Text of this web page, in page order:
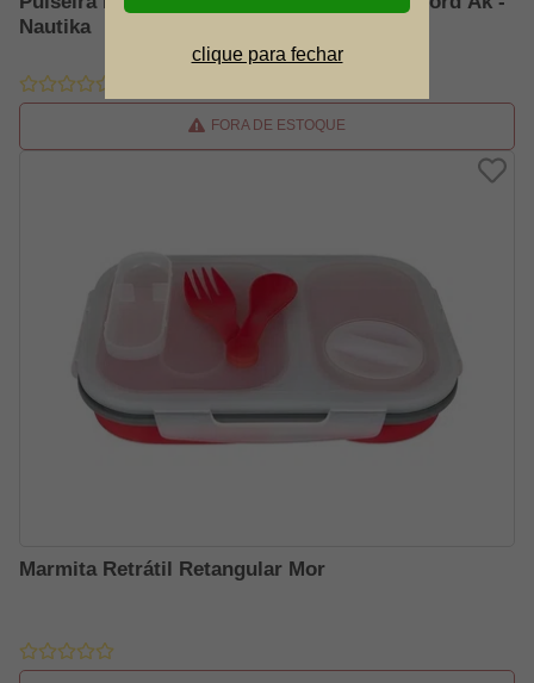
Nautika
FORA DE ESTOQUE
Marmita Retrátil Retangular Mor
clique para fechar